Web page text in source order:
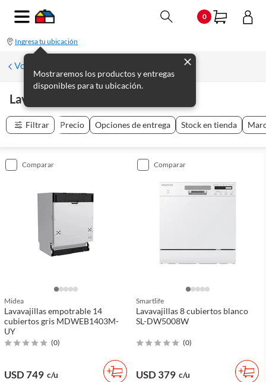
0
Ingresa tu ubicación
Mostraremos los productos y entregas
disponibles para tu ubicación.
Volver a Electrodomésticos de Línea Blanca
Lavavajillas
Filtrar Precio Opciones de entrega Stock en tienda
comparar
Midea
Lavavajillas empotrable 14
cubiertos gris MDWEB1403M-
UY
(0)
USD 749 c/u
comparar
Smartlife
Lavavajillas 8 cubiertos blanco
SL-DW5008W
(0)
USD 379 c/u